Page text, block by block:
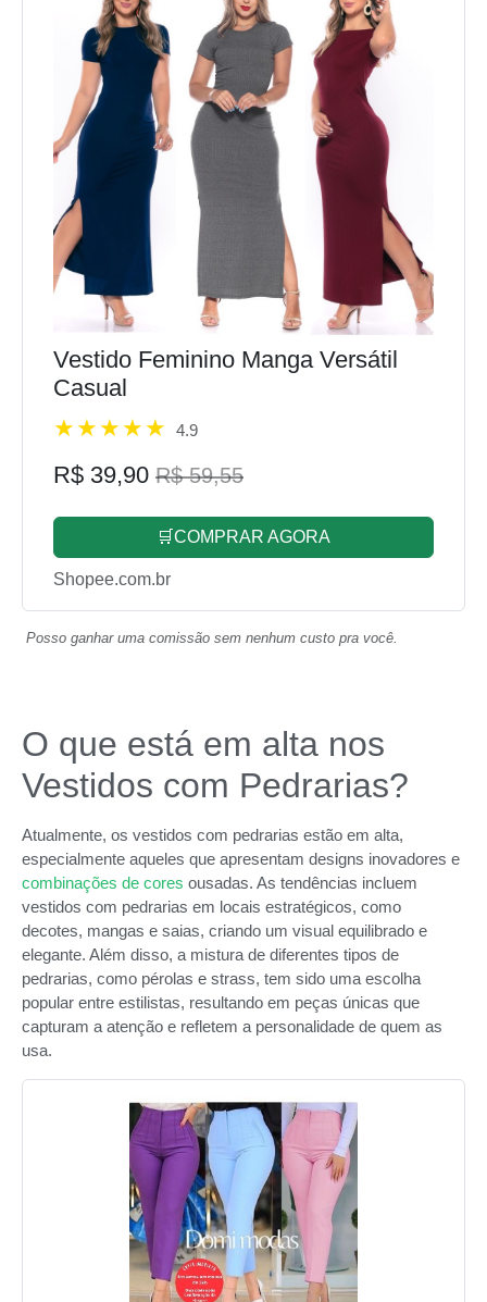
Vestido Feminino Manga Versátil
Casual
4.9
R$ 39,90 R$ 59,55
🛒COMPRAR AGORA
Shopee.com.br
Posso ganhar uma comissão sem nenhum custo pra você.
O que está em alta nos
Vestidos com Pedrarias?
Atualmente, os vestidos com pedrarias estão em alta,
especialmente aqueles que apresentam designs inovadores e
combinações de cores ousadas. As tendências incluem
vestidos com pedrarias em locais estratégicos, como
decotes, mangas e saias, criando um visual equilibrado e
elegante. Além disso, a mistura de diferentes tipos de
pedrarias, como pérolas e strass, tem sido uma escolha
popular entre estilistas, resultando em peças únicas que
capturam a atenção e refletem a personalidade de quem as
usa.